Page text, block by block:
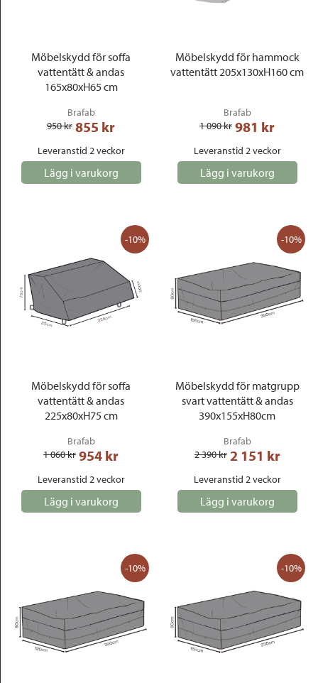
Möbelskydd för soffa
vattentätt & andas
165x80xH65 cm
Brafab
950 kr 855 kr
Leveranstid 2 veckor
Lägg i varukorg
Möbelskydd för hammock
vattentätt 205x130xH160 cm
Brafab
1 090 kr 981 kr
Leveranstid 2 veckor
Lägg i varukorg
-10%
Möbelskydd för soffa
vattentätt & andas
225x80xH75 cm
Brafab
1 060 kr 954 kr
Leveranstid 2 veckor
Lägg i varukorg
-10%
Möbelskydd för matgrupp
svart vattentätt & andas
390x155xH80cm
Brafab
2 390 kr 2 151 kr
Leveranstid 2 veckor
Lägg i varukorg
-10% -10%